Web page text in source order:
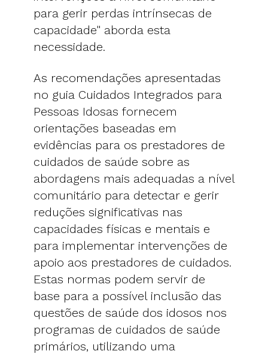
para gerir perdas intrínsecas de
capacidade" aborda esta
necessidade.
As recomendações apresentadas
no guia Cuidados Integrados para
Pessoas Idosas fornecem
orientações baseadas em
evidências para os prestadores de
cuidados de saúde sobre as
abordagens mais adequadas a nível
comunitário para detectar e gerir
reduções significativas nas
capacidades físicas e mentais e
para implementar intervenções de
apoio aos prestadores de cuidados.
Estas normas podem servir de
base para a possível inclusão das
questões de saúde dos idosos nos
programas de cuidados de saúde
primários, utilizando uma